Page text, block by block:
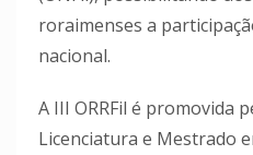
roraimenses a
nacional.
A III ORRFil é promovida
Licenciatura e Mestrado